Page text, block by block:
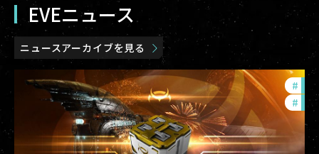
EVEニュース
ニュースアーカイブを見る
#
#